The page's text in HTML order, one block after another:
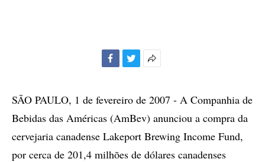
compartilhamento
SÃO PAULO, 1 de fevereiro de 2007 - A Companhia de
Bebidas das Américas (AmBev) anunciou a compra da
cervejaria canadense Lakeport Brewing Income Fund,
por cerca de 201,4 milhões de dólares canadenses